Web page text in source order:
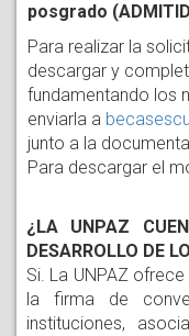
posgrado
Para realizar la
descargar y
fundamentando los
enviarla a
junto a la
Para descargar el
¿LA UNPAZ
DESARROLLO DE
Si. La UNPAZ
la firma de
instituciones,